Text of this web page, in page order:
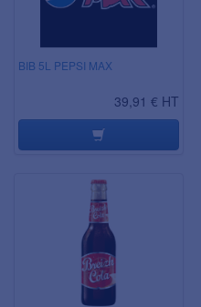
BIB 5L PEPSI MAX
39,91 € HT